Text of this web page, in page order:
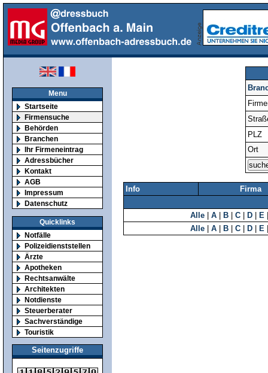
Menu
Startseite
Firmensuche
Behörden
Branchen
Ihr Firmeneintrag
Adressbücher
Kontakt
AGB
Impressum
Datenschutz
Quicklinks
Notfälle
Polizeidienststellen
Ärzte
Apotheken
Rechtsanwälte
Architekten
Notdienste
Steuerberater
Sachverständige
Touristik
Seitenzugriffe
PLZ
Ort
Info Firma
Alle A B C D E
Alle
A B C D E